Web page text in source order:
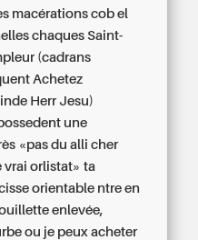
macérations cob el
chaques Saint-
(cadrans
Achetez
Herr Jesu)
une
«pas du alli cher
vrai orlistat» ta
orientable ntre en
enlevée,
ou je peux acheter